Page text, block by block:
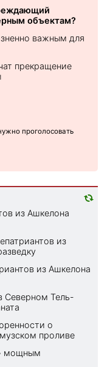
объектам?
важным для
прекращение
проголосовать
из Ашкелона
из
из Ашкелона
Северном Тель-
о
проливе
мощным